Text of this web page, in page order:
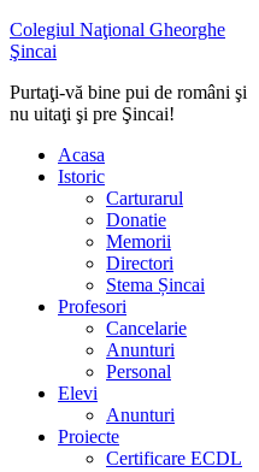
Colegiul Naţional Gheorghe
Şincai
Purtaţi-vă bine pui de români şi
nu uitaţi şi pre Şincai!
Acasa
Istoric
Carturarul
Donatie
Memorii
Directori
Stema Șincai
Profesori
Cancelarie
Anunturi
Personal
Elevi
Anunturi
Proiecte
Certificare ECDL